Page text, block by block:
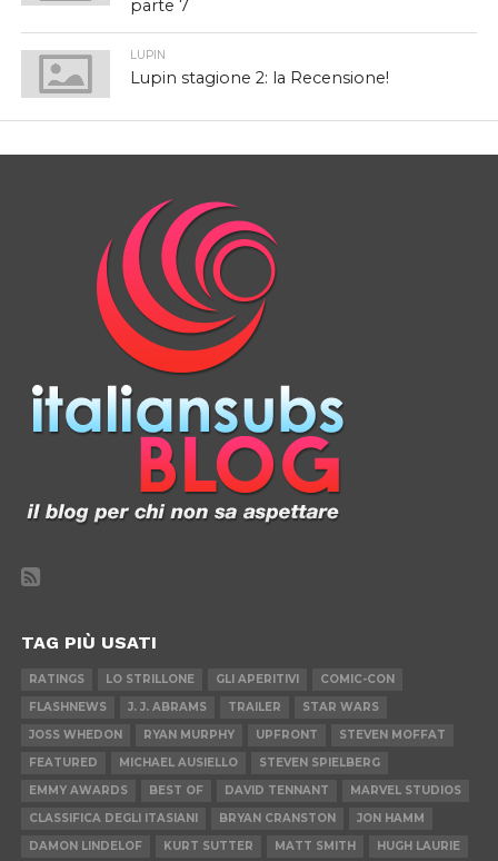
parte 7
LUPIN
Lupin stagione 2: la Recensione!
TAG PIÙ USATI
RATINGS LO STRILLONE GLI APERITIVI
COMIC-CON
FLASHNEWS
J. J. ABRAMS TRAILER
STAR WARS
JOSS WHEDON
RYAN MURPHY UPFRONT
STEVEN MOFFAT
FEATURED
MICHAEL AUSIELLO
STEVEN SPIELBERG
EMMY AWARDS
BEST OF DAVID TENNANT
MARVEL STUDIOS
CLASSIFICA DEGLI ITASIANI
BRYAN CRANSTON
JON HAMM
DAMON LINDELOF
KURT SUTTER MATT SMITH HUGH LAURIE